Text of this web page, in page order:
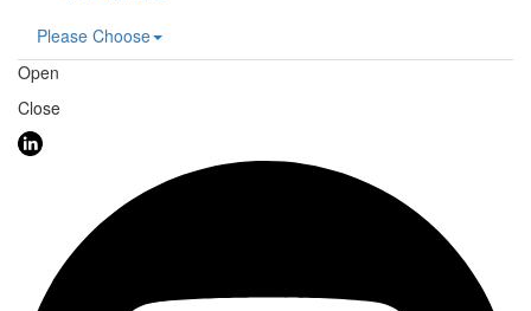
Please Choose
Open
Close